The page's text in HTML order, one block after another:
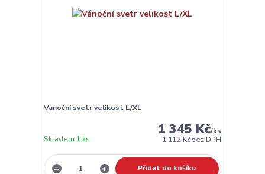
Vánoční svetr velikost L/XL
1 345 Kč/ks
1 112 Kčbez DPH
Skladem 1 ks
Přidat do košíku